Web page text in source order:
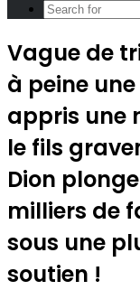
Vague de
à peine
appris une
le fils
Dion
milliers de
sous une
soutien !